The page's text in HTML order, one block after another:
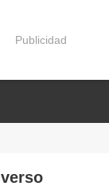
Publicidad